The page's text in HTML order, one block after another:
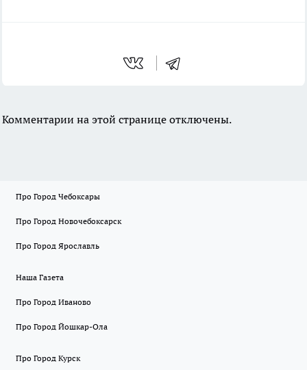
Комментарии на этой странице отключены.
Про Город Чебоксары
Про Город Новочебоксарск
Про Город Ярославль
Наша Газета
Про Город Иваново
Про Город Йошкар-Ола
Про Город Курск